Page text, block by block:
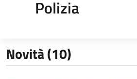
Polizia
Novità (10)